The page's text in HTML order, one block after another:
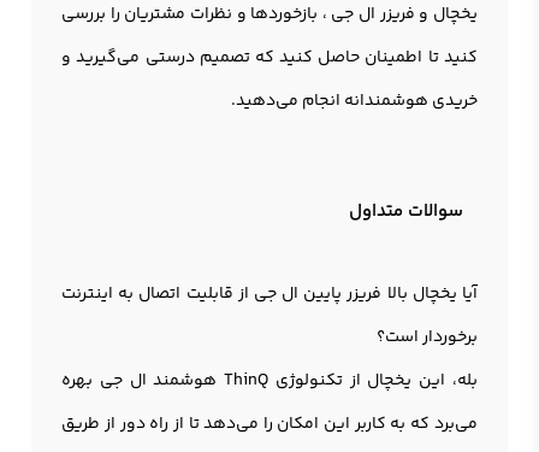
یخچال و فریزر ال جی ، بازخوردها و نظرات مشتریان را بررسی
کنید تا اطمینان حاصل کنید که تصمیم درستی می‌گیرید و
خریدی هوشمندانه انجام می‌دهید.
سوالات متداول
آیا یخچال بالا فریزر پایین ال جی از قابلیت اتصال به اینترنت
برخوردار است؟
بله، این یخچال از تکنولوژی ThinQ هوشمند ال جی بهره
می‌برد که به کاربر این امکان را می‌دهد تا از راه دور از طریق